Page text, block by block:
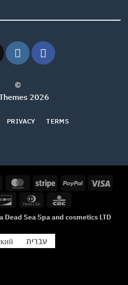
2026 UX Themes
TERMS
PRIVACY
Visa
PayPal
Stripe
CBC
Dinners
Dead Sea Spa and cosmetics LTD
עברית Русский